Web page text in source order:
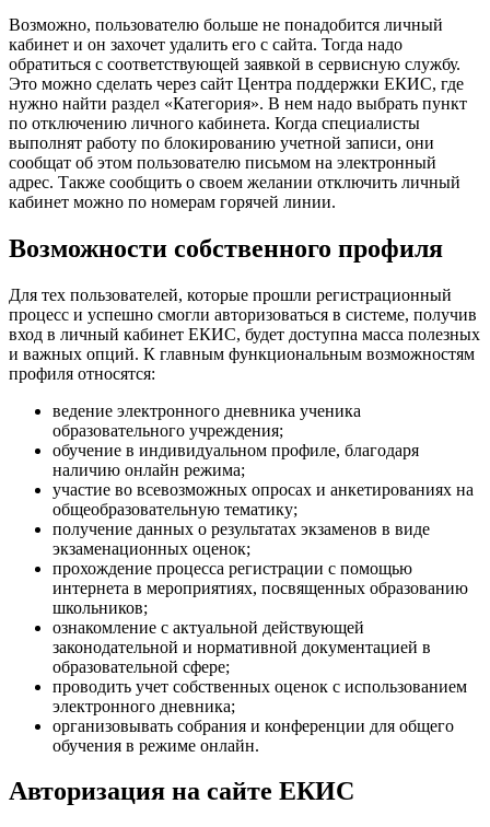
Возможно, пользователю больше не понадобится личный
кабинет и он захочет удалить его с сайта. Тогда надо
обратиться с соответствующей заявкой в сервисную службу.
Это можно сделать через сайт Центра поддержки ЕКИС, где
нужно найти раздел «Категория». В нем надо выбрать пункт
по отключению личного кабинета. Когда специалисты
выполнят работу по блокированию учетной записи, они
сообщат об этом пользователю письмом на электронный
адрес. Также сообщить о своем желании отключить личный
кабинет можно по номерам горячей линии.
Возможности собственного профиля
Для тех пользователей, которые прошли регистрационный
процесс и успешно смогли авторизоваться в системе, получив
вход в личный кабинет ЕКИС, будет доступна масса полезных
и важных опций. К главным функциональным возможностям
профиля относятся:
ведение электронного дневника ученика
образовательного учреждения;
обучение в индивидуальном профиле, благодаря
наличию онлайн режима;
участие во всевозможных опросах и анкетированиях на
общеобразовательную тематику;
получение данных о результатах экзаменов в виде
экзаменационных оценок;
прохождение процесса регистрации с помощью
интернета в мероприятиях, посвященных образованию
школьников;
ознакомление с актуальной действующей
законодательной и нормативной документацией в
образовательной сфере;
проводить учет собственных оценок с использованием
электронного дневника;
организовывать собрания и конференции для общего
обучения в режиме онлайн.
Авторизация на сайте ЕКИС